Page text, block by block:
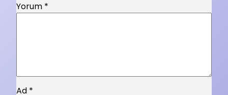
Yorum *
Ad *